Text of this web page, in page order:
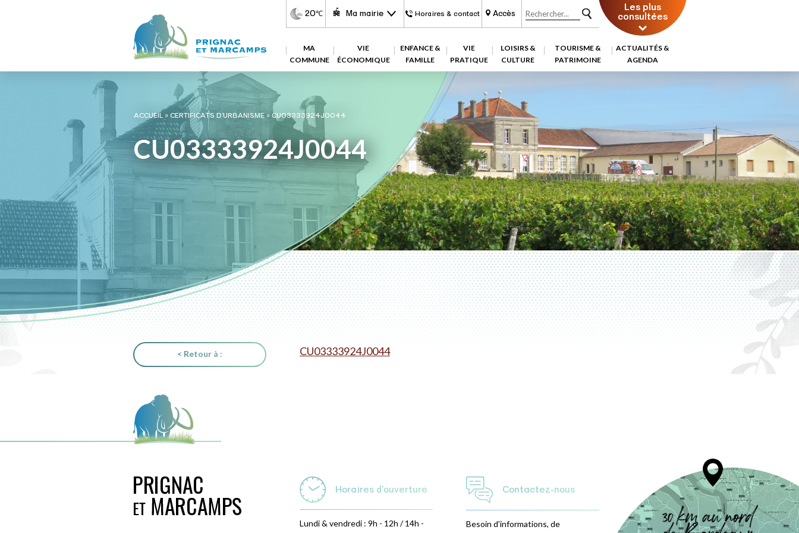
20℃ Ma mairie Horaires & contact Accès Les plus
consultées
MA
COMMUNE
VIE
ÉCONOMIQUE
ENFANCE &
FAMILLE
VIE
PRATIQUE
LOISIRS &
CULTURE
TOURISME &
PATRIMOINE
ACTUALITÉS &
AGENDA
ACCUEIL»CERTIFICATS D’URBANISME»CU03333924J0044
CU03333924J0044
< Retour à : CU03333924J0044
Horaires d'ouverture
Lundi & vendredi : 9h - 12h / 14h -
Contactez-nous
Besoin d'informations, de